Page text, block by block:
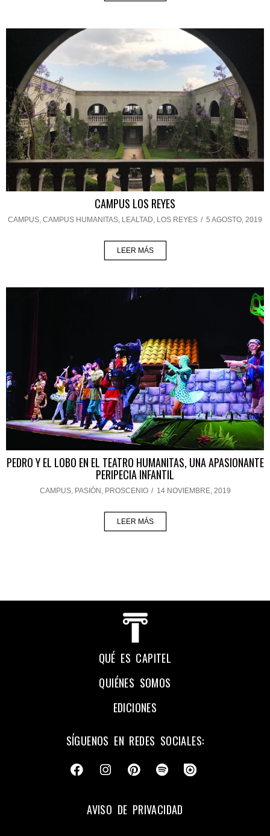
CAMPUS LOS REYES
CAMPUS, CAMPUS HUMANITAS, LEALTAD, LOS REYES / 5 AGOSTO, 2019
LEER MÁS
PEDRO Y EL LOBO EN EL TEATRO HUMANITAS, UNA APASIONANTE
PERIPECIA INFANTIL
CAMPUS, PASIÓN , PROSCENIO / 14 NOVIEMBRE, 2019
LEER MÁS
QUÉ ES CAPITEL
QUIÉNES SOMOS
EDICIONES
SÍGUENOS EN REDES SOCIALES:
AVISO DE PRIVACIDAD